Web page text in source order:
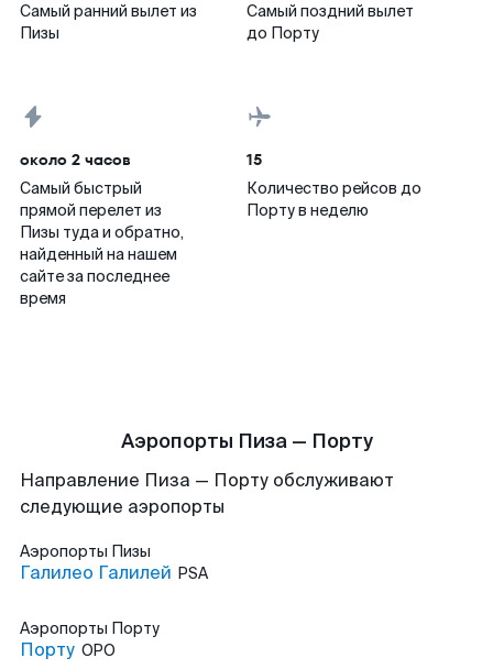
Самый ранний вылет из
Пизы
Самый поздний вылет
до Порту
около 2 часов
Самый быстрый
прямой перелет из
Пизы туда и обратно,
найденный на нашем
сайте за последнее
время
15
Количество рейсов до
Порту в неделю
Аэропорты Пиза — Порту
Направление Пиза — Порту обслуживают
следующие аэропорты
Аэропорты Пизы
Галилео Галилей PSA
Аэропорты Порту
Порту OPO